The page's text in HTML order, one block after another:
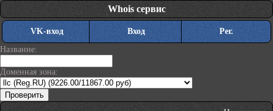
Whois сервис
VK-вход Вход
Рег.
Название:
Доменная зона: